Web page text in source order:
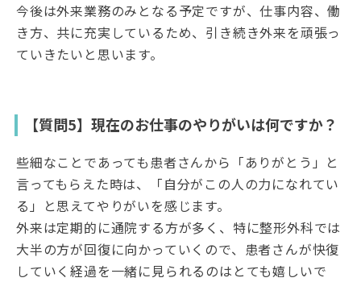
今後は外来業務のみとなる予定ですが、仕事内容、働
き方、共に充実しているため、引き続き外来を頑張っ
ていきたいと思います。
【質問5】現在のお仕事のやりがいは何ですか？
些細なことであっても患者さんから「ありがとう」と
言ってもらえた時は、「自分がこの人の力になれてい
る」と思えてやりがいを感じます。
外来は定期的に通院する方が多く、特に整形外科では
大半の方が回復に向かっていくので、患者さんが快復
していく経過を一緒に見られるのはとても嬉しいで